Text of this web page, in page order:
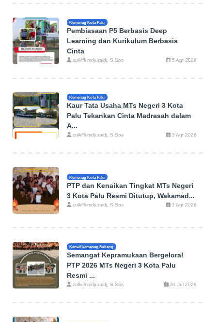
Kemenag Kota Palu
Pembiasaan P5 Berbasis Deep
Learning dan Kurikulum Berbasis
Cinta
zulkifli mdjuraidj, S.Sos 5 Agt 2026
Kemenag Kota Palu
Kaur Tata Usaha MTs Negeri 3 Kota
Palu Tekankan Cinta Madrasah dalam
A...
zulkifli mdjuraidj, S.Sos 3 Agt 2026
Kemenag Kota Palu
PTP dan Kenaikan Tingkat MTs Negeri
3 Kota Palu Resmi Ditutup, Wakamad...
zulkifli mdjuraidj, S.Sos 1 Agt 2026
Kanwil kemenag Sulteng
Semangat Kepramukaan Bergelora!
PTP 2026 MTs Negeri 3 Kota Palu
Resmi ...
zulkifli mdjuraidj, S.Sos 31 Jul 2026